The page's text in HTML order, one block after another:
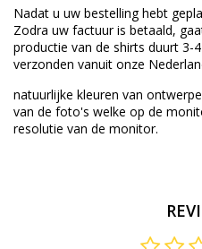
Nadat u uw bestelling hebt
Zodra uw factuur is betaald,
productie van de shirts duurt 3-
verzonden vanuit onze
natuurlijke kleuren van
van de foto's welke op de
resolutie van de monitor.